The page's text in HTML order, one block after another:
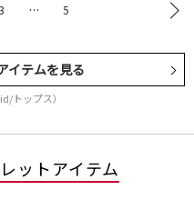
… 5
イテムを見る
トップス）
ットアイテム